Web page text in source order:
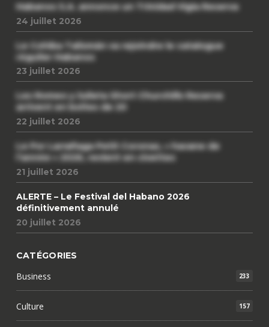
Habanos S.A. annonce un Trinidad Vigia Reserva
24 juillet 2026
Le Cohiba Talismán va rejoindre le catalogue
régulier Habanos
23 juillet 2026
Les Romeo y Julieta Short Churchills Reserva
arrivent en boîtes de 20
22 juillet 2026
Le Por Larrañaga Petit Coronas, « havane de
l’année » 2026, revient en civettes
21 juillet 2026
ALERTE – Le Festival del Habano 2026
définitivement annulé
20 juillet 2026
CATÉGORIES
Business 233
Culture 157